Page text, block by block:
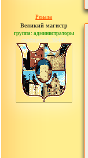
Рената
Великий магистр
группа: администраторы
сообщений: 30442